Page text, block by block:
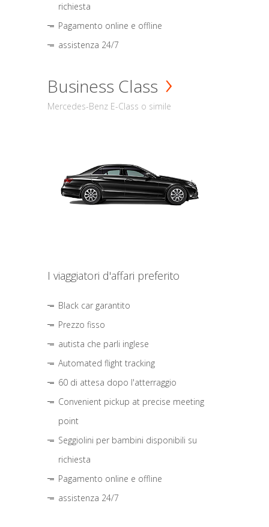
richiesta
Pagamento online e offline
assistenza 24/7
Business Class
Mercedes-Benz E-Class o simile
I viaggiatori d'affari preferito
Black car garantito
Prezzo fisso
autista che parli inglese
Automated flight tracking
60 di attesa dopo l'atterraggio
Convenient pickup at precise meeting
point
Seggiolini per bambini disponibili su
richiesta
Pagamento online e offline
assistenza 24/7